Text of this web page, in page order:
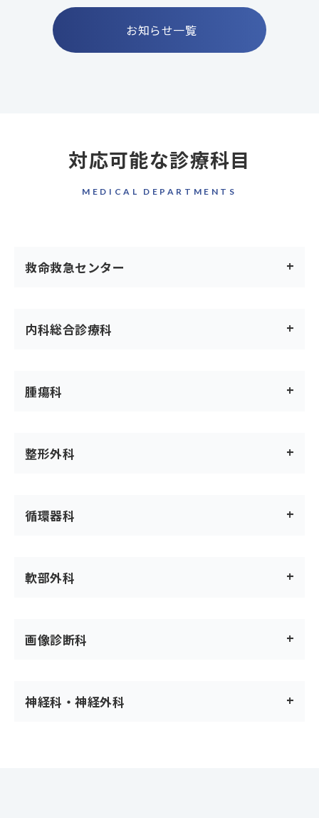
お知らせ一覧
対応可能な診療科目
MEDICAL DEPARTMENTS
救命救急センター
内科総合診療科
腫瘍科
整形外科
循環器科
軟部外科
画像診断科
神経科・神経外科